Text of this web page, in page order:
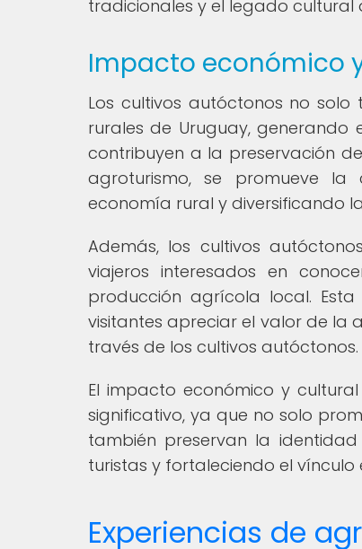
tradicionales y el legado
Impacto económico
Los cultivos autóctonos no
rurales de Uruguay,
contribuyen a la preservación
agroturismo, se promueve la
economía rural y diversificando
Además, los cultivos
viajeros interesados en
producción agrícola local.
visitantes apreciar el valor de la
través de los cultivos autóctonos.
El impacto económico y
significativo, ya que no solo
también preservan la
turistas y fortaleciendo el
Experiencias de